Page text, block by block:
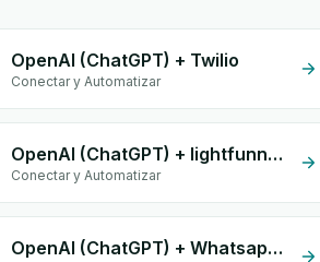
OpenAI (ChatGPT) + Twilio
Conectar y Automatizar
OpenAI (ChatGPT) + lightfunnels
Conectar y Automatizar
OpenAI (ChatGPT) + Whatsapp API